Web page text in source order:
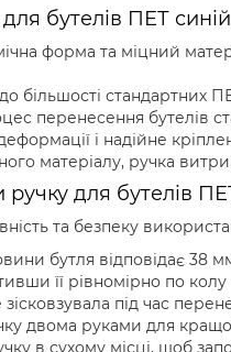
бутелів ПЕТ
форма та міцний
більшості стандартних
перенесення
деформації і надійне
матеріалу, ручка
для бутелів
та безпеку
бутля відповідає 38
її рівномірно по
під час
двома руками для
в сухому місці, щоб